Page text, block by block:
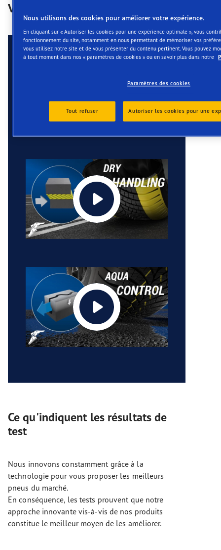
Vidéos
Ce qu'indiquent les résultats de
test
Nous innovons constamment grâce à la
technologie pour vous proposer les meilleurs
pneus du marché.
En conséquence, les tests prouvent que notre
approche innovante vis-à-vis de nos produits
constitue le meilleur moyen de les améliorer.
Nous utilisons des cookies pour améliorer votre expérience.
En cliquant sur « Autoriser les cookies pour une expérience optimale », vous
fonctionnement du site, notamment en nous permettant de mémoriser vos
vous utilisez notre site et de vous présenter du contenu pertinent. Vous pouvez
à tout moment dans nos « paramètres de cookies » ou en savoir plus dans notre
Paramètres des cookies
Tout refuser Autoriser les cookies pour une